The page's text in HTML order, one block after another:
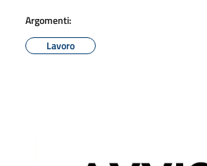
Argomenti:
Lavoro